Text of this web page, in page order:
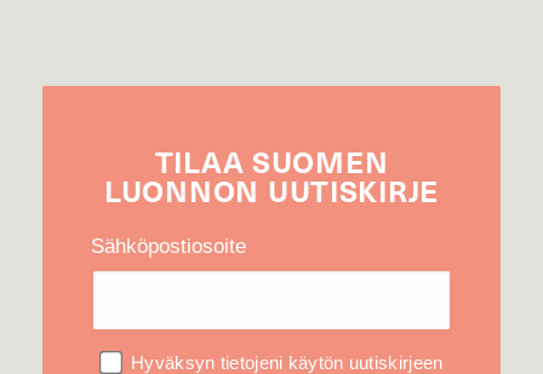
TILAA SUOMEN
LUONNON UUTIS­KIRJE
Sähköpostiosoite
Hyväksyn tietojeni käytön uutiskirjeen